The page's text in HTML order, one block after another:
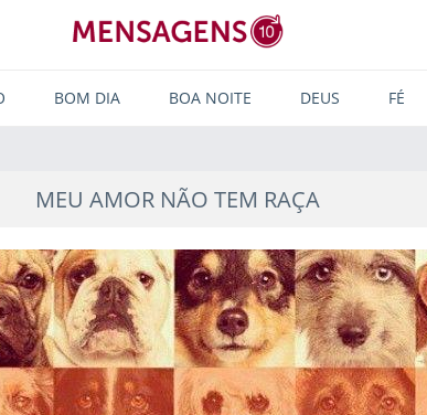
BOM DIA BOA NOITE DEUS FÉ
MEU AMOR NÃO TEM RAÇA